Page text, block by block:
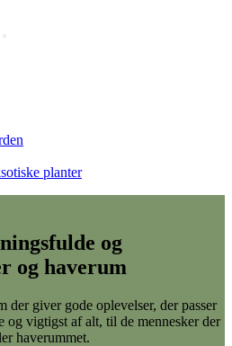
planter
og
og haverum
der giver gode oplevelser, der passer
og vigtigst af alt, til de mennesker der
haverummet.